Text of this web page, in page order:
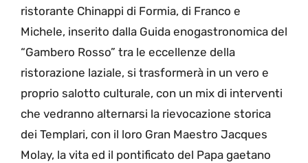
ristorante Chinappi di Formia, di Franco e
Michele, inserito dalla Guida enogastronomica del
“Gambero Rosso” tra le eccellenze della
ristorazione laziale, si trasformerà in un vero e
proprio salotto culturale, con un mix di interventi
che vedranno alternarsi la rievocazione storica
dei Templari, con il loro Gran Maestro Jacques
Molay, la vita ed il pontificato del Papa gaetano